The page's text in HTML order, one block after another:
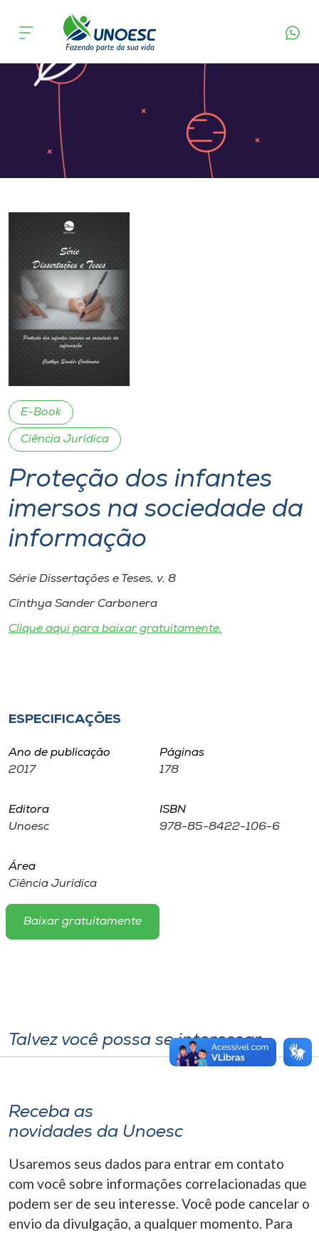
Cursos
Onde estamos
Atendimento ao Estudante
Unoesc
Internacionalização
Cultura
CPA
Biblioteca
Rádio
Selecione
A-
E-Book
Ciência Jurídica
Proteção dos infantes
imersos na sociedade da
informação
Série Dissertações e Teses, v. 8
Cinthya Sander Carbonera
Clique aqui para baixar gratuitamente.
ESPECIFICAÇÕES
Ano de publicação
2017
Páginas
178
Editora
Unoesc
ISBN
978-85-8422-106-6
Área
Ciência Jurídica
Baixar gratuitamente
Talvez você possa se interessar
Receba as
novidades da Unoesc
Usaremos seus dados para entrar em contato
com você sobre informações correlacionadas que
podem ser de seu interesse. Você pode cancelar o
envio da divulgação, a qualquer momento. Para